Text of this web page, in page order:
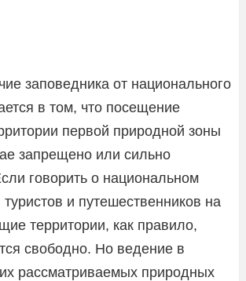
заповедника от национального
в том, что посещение
первой природной зоны
запрещено или сильно
говорить о национальном
и путешественников на
территории, как правило,
свободно. Но ведение в
рассматриваемых природных